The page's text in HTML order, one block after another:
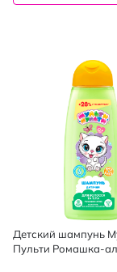
Детский шампунь
Пульти Ромашка-